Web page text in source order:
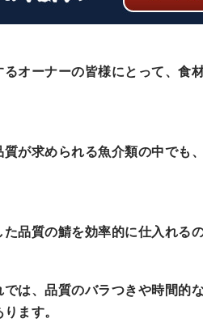
るオーナーの皆様にとって、食
質が求められる魚介類の中でも
た品質の鯖を効率的に仕入れる
では、品質のバラつきや時間的
ます。